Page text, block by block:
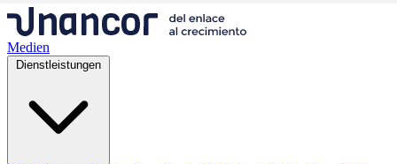
Medien
Dienstleistungen